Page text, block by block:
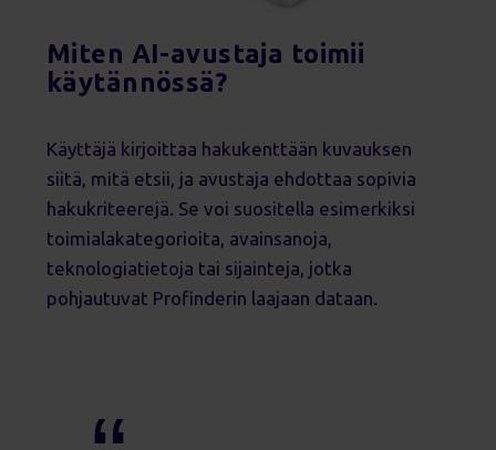
Miten AI-avustaja toimii
käytännössä?
Käyttäjä kirjoittaa hakukenttään kuvauksen
siitä, mitä etsii, ja avustaja ehdottaa sopivia
hakukriteerejä. Se voi suositella esimerkiksi
toimialakategorioita, avainsanoja,
teknologiatietoja tai sijainteja, jotka
pohjautuvat Profinderin laajaan dataan.